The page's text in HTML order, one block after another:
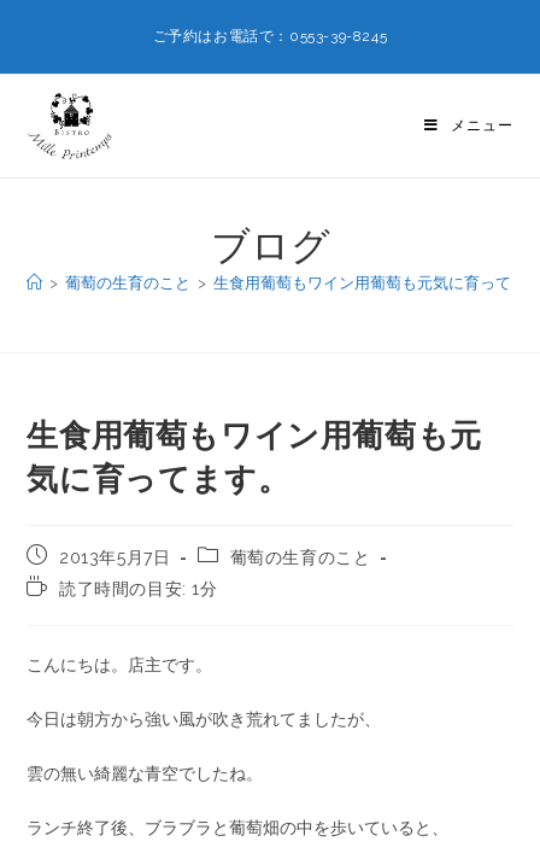
ご予約はお電話で：0553-39-8245
メニュー
ブログ
> 葡萄の生育のこと > 生食用葡萄もワイン用葡萄も元気に育ってま
生食用葡萄もワイン用葡萄も元
気に育ってます。
2013年5月7日
葡萄の生育のこと
読了時間の目安: 1分
こんにちは。店主です。
今日は朝方から強い風が吹き荒れてましたが、
雲の無い綺麗な青空でしたね。
ランチ終了後、ブラブラと葡萄畑の中を歩いていると、